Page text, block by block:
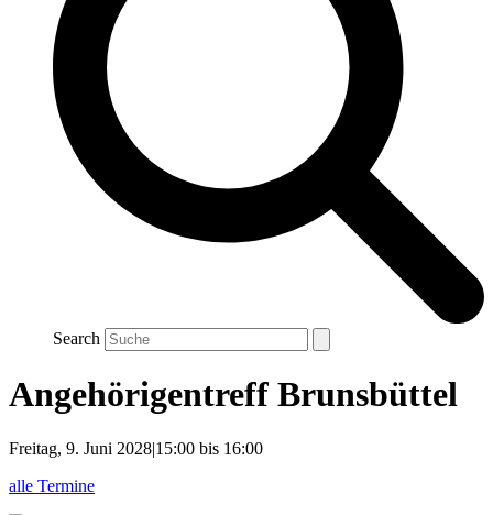
Search
Angehörigentreff Brunsbüttel
Freitag, 9. Juni 2028|15:00 bis 16:00
alle Termine